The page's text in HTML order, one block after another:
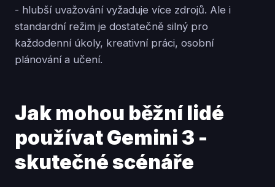
- hlubší uvažování vyžaduje více zdrojů. Ale i
standardní režim je dostatečně silný pro
každodenní úkoly, kreativní práci, osobní
plánování a učení.
Jak mohou běžní lidé
používat Gemini 3 -
skutečné scénáře